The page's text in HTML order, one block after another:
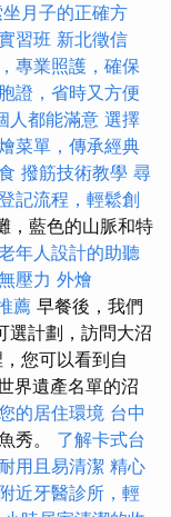
月子的正確方
習班 新北徵信
專業照護，確保
證，省時又方便
人都能滿意 選擇
菜單，傳承經典
撥筋技術教學 尋
記流程，輕鬆創
，藍色的山脈和特
年人設計的助聽
壓力 外燴
薦 早餐後，我們
選計劃，訪問大沼
您可以看到自
界遺產名單的沼
的居住環境 台中
秀。 了解卡式台
用且易清潔 精心
附近牙醫診所，輕